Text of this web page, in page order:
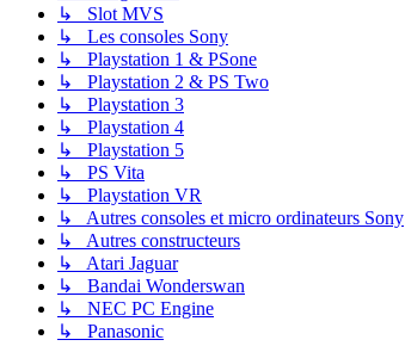
↳ Slot MVS
↳ Les consoles Sony
↳ Playstation 1 & PSone
↳ Playstation 2 & PS Two
↳ Playstation 3
↳ Playstation 4
↳ Playstation 5
↳ PS Vita
↳ Playstation VR
↳ Autres consoles et micro ordinateurs Sony
↳ Autres constructeurs
↳ Atari Jaguar
↳ Bandai Wonderswan
↳ NEC PC Engine
↳ Panasonic